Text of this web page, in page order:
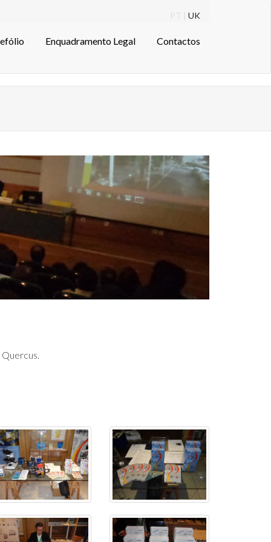
PT | UK
Enquadramento Legal Contactos